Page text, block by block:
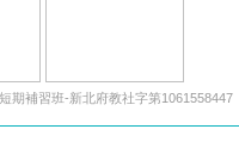
期補習班-新北府教社字第1061558447